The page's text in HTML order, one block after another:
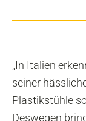
„In Italien
seiner
Plastikstühle
Deswegen